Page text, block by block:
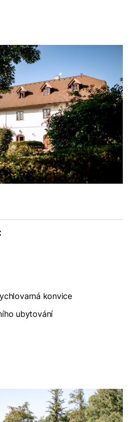
konvice
ubytování